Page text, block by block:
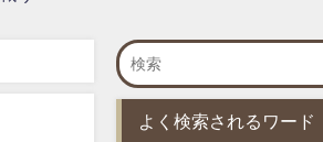
よく検索されるワード